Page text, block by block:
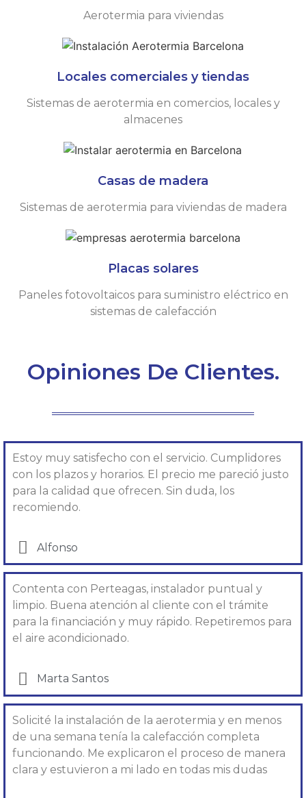
Aerotermia para viviendas
Locales comerciales y tiendas
Sistemas de aerotermia en comercios, locales y
almacenes
Casas de madera
Sistemas de aerotermia para viviendas de madera
Placas solares
Paneles fotovoltaicos para suministro eléctrico en
sistemas de calefacción
Opiniones De Clientes.
Estoy muy satisfecho con el servicio. Cumplidores
con los plazos y horarios. El precio me pareció justo
para la calidad que ofrecen. Sin duda, los
recomiendo.
Alfonso​
Contenta con Perteagas, instalador puntual y
limpio. Buena atención al cliente con el trámite
para la financiación y muy rápido. Repetiremos para
el aire acondicionado.
Marta Santos
Solicité la instalación de la aerotermia y en menos
de una semana tenía la calefacción completa
funcionando. Me explicaron el proceso de manera
clara y estuvieron a mi lado en todas mis dudas